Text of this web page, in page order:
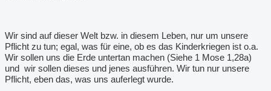
Wir sind auf dieser Welt bzw. in diesem Leben, nur um unsere
Pflicht zu tun; egal, was für eine, ob es das Kinderkriegen ist o.a.
Wir sollen uns die Erde untertan machen (Siehe 1 Mose 1,28a)
und
wir sollen dieses und jenes ausführen. Wir tun nur unsere
Pflicht, eben das, was uns auferlegt wurde.